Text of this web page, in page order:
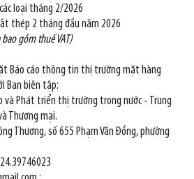
loại tháng 2/2026
thép 2 tháng đầu năm 2026
gồm thuế VAT)
Báo cáo thông tin thị trường mặt hàng
Ban biên tập:
và Phát triển thị trường trong nước - Trung
Thương mại.
Thương, số 655 Phạm Văn Đồng, phường